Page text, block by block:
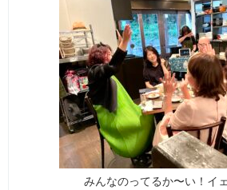
みんなのってるか〜い！イ